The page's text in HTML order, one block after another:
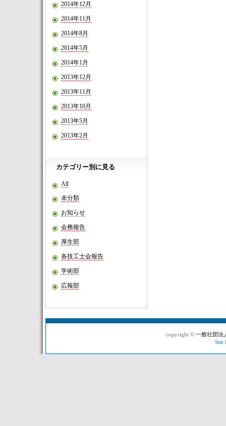
2014年12月
2014年11月
2014年8月
2014年5月
2014年1月
2013年12月
2013年11月
2013年10月
2013年5月
2013年2月
カテゴリー別に見る
All
未分類
お知らせ
会務報告
厚生部
各技工士会報告
学術部
広報部
copyright © 一般社団
Site